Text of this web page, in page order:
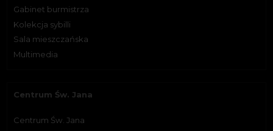
Gabinet burmistrza
Kolekcja sybilli
Sala mieszczańska
Multimedia
Centrum Św. Jana
Centrum Św. Jana